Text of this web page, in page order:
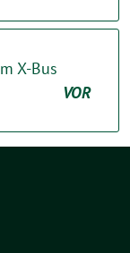
X-Bus
VOR